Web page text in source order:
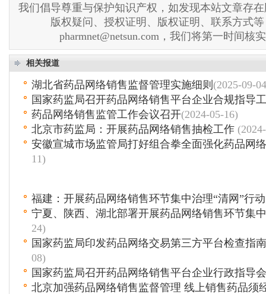
我们倡导尊重与保护知识产权，如发现本站文章存
版权疑问、授权证明、版权证明、联系方式
pharmnet@netsun.com，我们将第一时间核
相关报道
湖北省药品网络销售监督管理实施细则 (2025-09-
国家药监局召开药品网络销售平台企业合规指导
药品网络销售监管工作会议召开(2024-05-16)
北京市药监局：开展药品网络销售抽检工作
安徽宣城市场监管局打好组合拳全面强化药品网
11)
福建：开展药品网络销售环节集中治理“清网”行
宁夏、陕西、湖北部署开展药品网络销售环节集
24)
国家药监局印发药品网络交易第三方平台检查指
08)
国家药监局召开药品网络销售平台企业行政指导会
北京加强药品网络销售监督管理 线上销售药品须